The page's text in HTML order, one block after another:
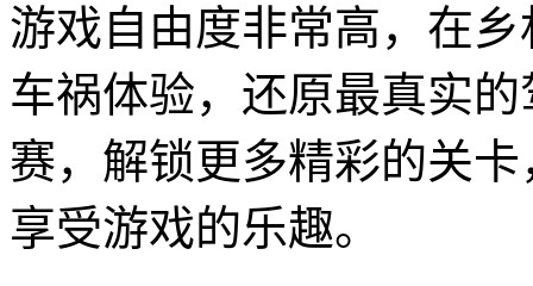
游戏自由度非常高，在
车祸体验，还原最真实
赛，解锁更多精彩的关
享受游戏的乐趣。